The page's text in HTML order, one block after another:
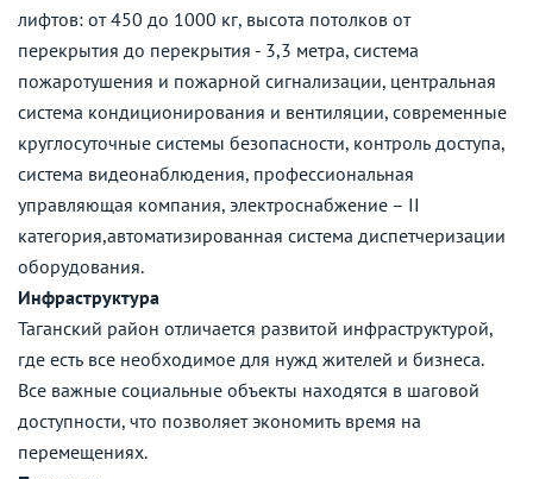
лифтов: от 450 до 1000 кг, высота потолков от
перекрытия до перекрытия - 3,3 метра, система
пожаротушения и пожарной сигнализации, центральная
система кондиционирования и вентиляции, современные
круглосуточные системы безопасности, контроль доступа,
система видеонаблюдения, профессиональная
управляющая компания, электроснабжение – II
категория,автоматизированная система диспетчеризации
оборудования.
Инфраструктура
Таганский район отличается развитой инфраструктурой,
где есть все необходимое для нужд жителей и бизнеса.
Все важные социальные объекты находятся в шаговой
доступности, что позволяет экономить время на
перемещениях.